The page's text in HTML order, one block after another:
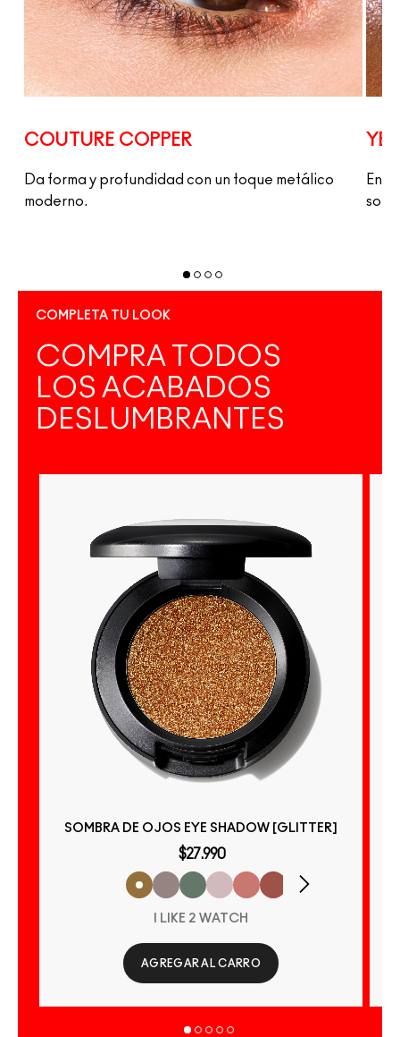
COUTURE COPPER
Da forma y profundidad con un toque metálico
moderno.
solo
COMPLETA TU LOOK
COMPRA TODOS
LOS ACABADOS
DESLUMBRANTES
SOMBRA DE OJOS EYE SHADOW [GLITTER]
$27.990
I LIKE 2 WATCH
AGREGAR AL CARRO